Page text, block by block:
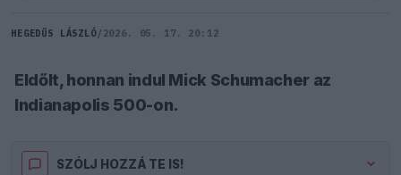
HEGEDŰS LÁSZLÓ/ 2026. 05. 17. 20:12
Eldőlt, honnan indul Mick Schumacher az
Indianapolis 500-on.
SZÓLJ HOZZÁ TE IS!